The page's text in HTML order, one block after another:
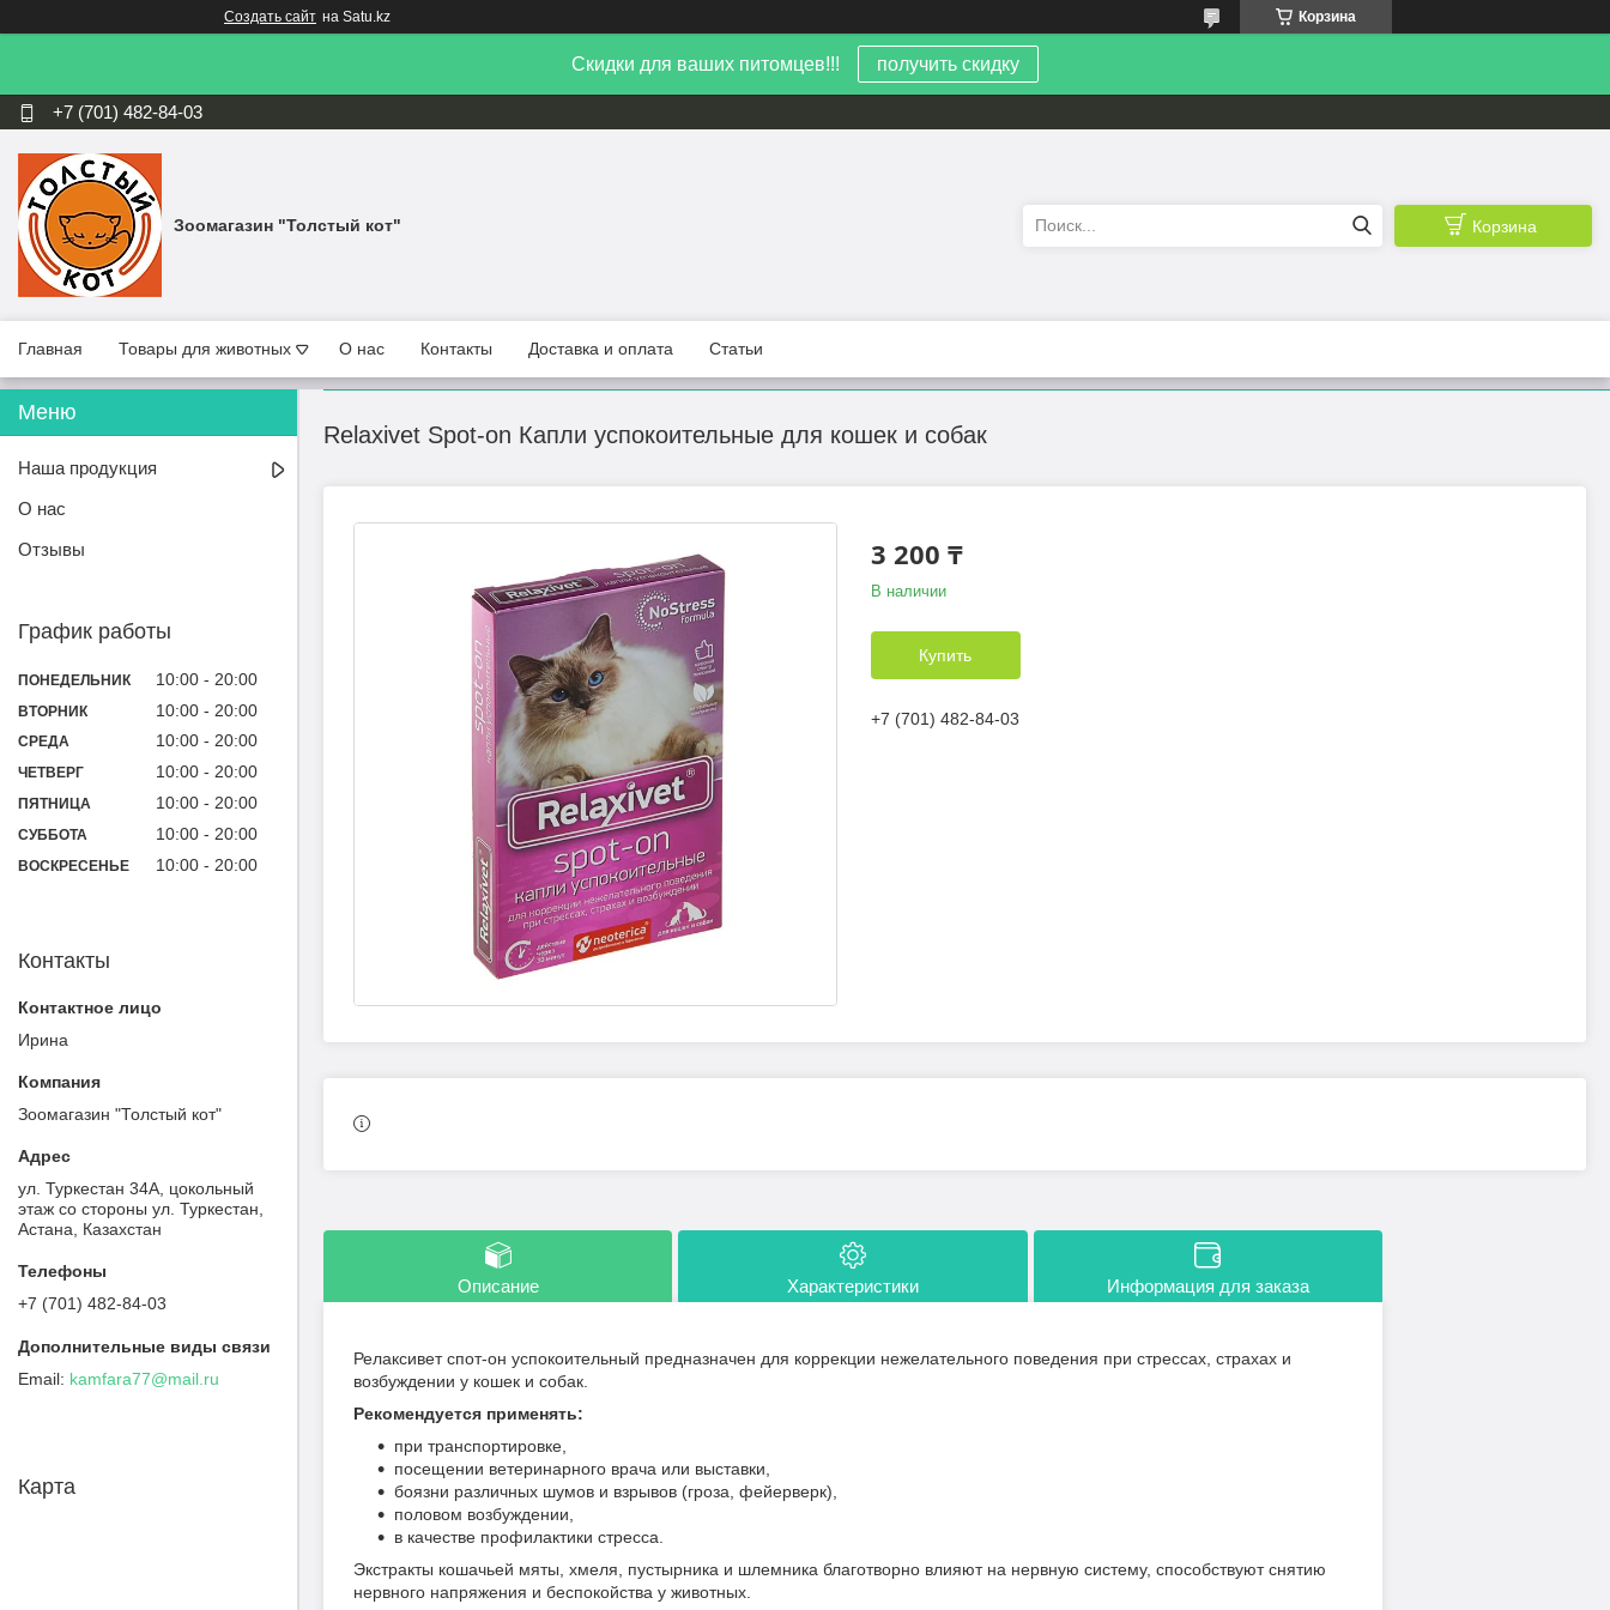
Создать сайт на Satu.kz Корзина
Скидки для ваших питомцев!!! получить скидку
+7 (701) 482-84-03
Зоомагазин "Толстый кот" Корзина
Главная Товары для животных О нас Контакты Доставка и оплата Статьи
Relaxivet Spot-on Капли успокоительные для кошек и собак
3 200 ₸
В наличии
Купить
+7 (701) 482-84-03
Описание Характеристики Информация для заказа
Релаксивет спот-он успокоительный предназначен для коррекции нежелательного поведения при стрессах, страхах и
возбуждении у кошек и собак.
Рекомендуется применять:
при транспортировке,
посещении ветеринарного врача или выставки,
боязни различных шумов и взрывов (гроза, фейерверк),
половом возбуждении,
в качестве профилактики стресса.
Экстракты кошачьей мяты, хмеля, пустырника и шлемника благотворно влияют на нервную систему, способствуют снятию
нервного напряжения и беспокойства у животных.
Наша продукция
О нас
Отзывы
График работы
ПОНЕДЕЛЬНИК 10:00 20:00
ВТОРНИК 10:00 20:00
СРЕДА 10:00 20:00
ЧЕТВЕРГ 10:00 20:00
ПЯТНИЦА 10:00 20:00
СУББОТА 10:00 20:00
ВОСКРЕСЕНЬЕ 10:00 20:00
Контакты
Ирина
Зоомагазин "Толстый кот"
ул. Туркестан 34А, цокольный
этаж со стороны ул. Туркестан,
Астана, Казахстан
+7 (701) 482-84-03
kamfara77@mail.ru
Карта